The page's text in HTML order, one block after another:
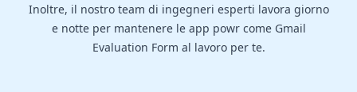
Inoltre, il nostro team di ingegneri esperti lavora giorno
e notte per mantenere le app powr come Gmail
Evaluation Form al lavoro per te.